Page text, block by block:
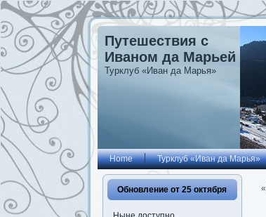
Путешествия с
Иваном да Марьей
Турклуб «Иван да Марья»
Home Турклуб «Иван да Марья»
Обновление от 25 октября «